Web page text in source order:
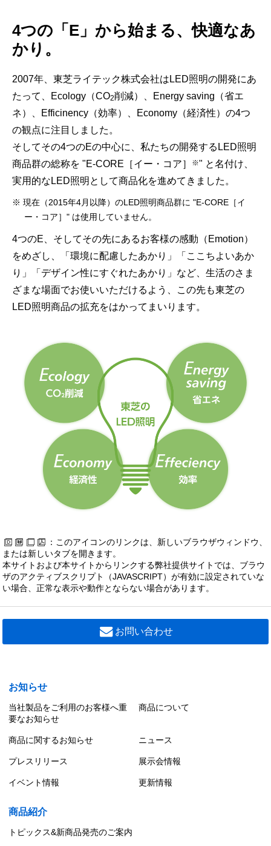
4つの「E」から始まる、快適なあ
かり。
2007年、東芝ライテック株式会社はLED照明の開発にあ
たって、Ecology（CO2削減）、Energy saving（省エ
ネ）、Efficinency（効率）、Economy（経済性）の4つ
の観点に注目しました。
そしてその4つのEの中心に、私たちの開発するLED照明
商品群の総称を "E-CORE［イー・コア］
※" と名付け、
実用的なLED照明として商品化を進めてきました。
※ 現在（2015年4月以降）のLED照明商品群に "E-CORE［イ
ー・コア］" は使用していません。
4つのE、そしてその先にあるお客様の感動（Emotion）
をめざし、「環境に配慮したあかり」「ここちよいあか
り」「デザイン性にすぐれたあかり」など、生活のさま
ざまな場面でお使いいただけるよう、この先も東芝の
LED照明商品の拡充をはかってまいります。
：このアイコンのリンクは、新しいブラウザウィンドウ、
または新しいタブを開きます。
本サイトおよび本サイトからリンクする弊社提供サイトでは、ブラウ
ザのアクティブスクリプト（JAVASCRIPT）が有効に設定されていな
い場合、正常な表示や動作とならない場合があります。
お問い合わせ
お知らせ
当社製品をご利用のお客様へ重
要なお知らせ
商品について
商品に関するお知らせ ニュース
プレスリリース 展示会情報
イベント情報 更新情報
商品紹介
トピックス&新商品発売のご案内